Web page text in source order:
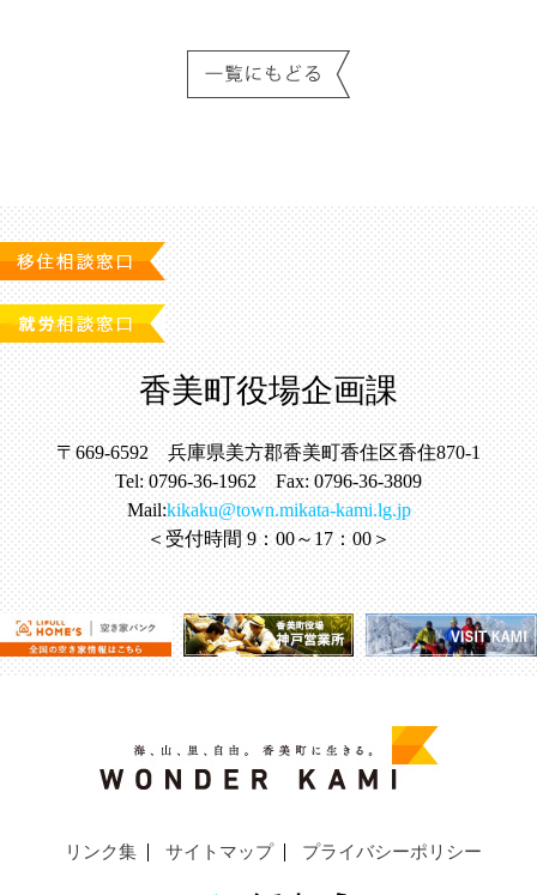
香美町役場企画課
〒669-6592 兵庫県美方郡香美町香住区香住870-1
Tel: 0796-36-1962 Fax: 0796-36-3809
Mail:kikaku@town.mikata-kami.lg.jp
＜受付時間 9：00～17：00＞
リンク集 サイトマップ プライバシーポリシー